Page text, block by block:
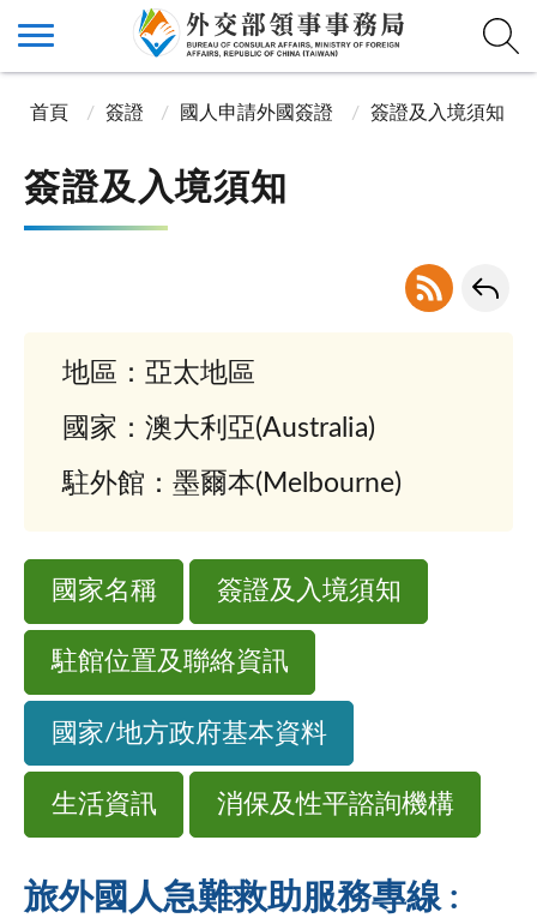
首頁 簽證 國人申請外國簽證 簽證及入境須知
簽證及入境須知
地區：亞太地區
國家：澳大利亞(Australia)
駐外館：墨爾本(Melbourne)
國家名稱 簽證及入境須知
駐館位置及聯絡資訊
國家/地方政府基本資料
生活資訊 消保及性平諮詢機構
旅外國人急難救助服務專線 :